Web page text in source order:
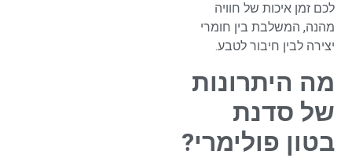
לכם זמן איכות של חוויה
מהנה, המשלבת בין חומרי
יצירה לבין חיבור לטבע.
מה היתרונות
של סדנת
בטון פולימרי?